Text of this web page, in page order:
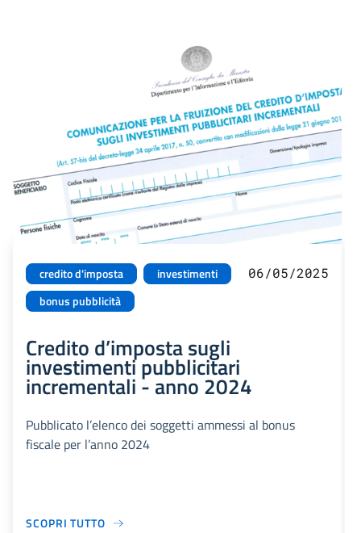
credito d'imposta
investimenti
bonus pubblicità
06/05/2025
Credito d’imposta sugli
investimenti pubblicitari
incrementali - anno 2024
Pubblicato l’elenco dei soggetti ammessi al bonus
fiscale per l’anno 2024
SCOPRI TUTTO